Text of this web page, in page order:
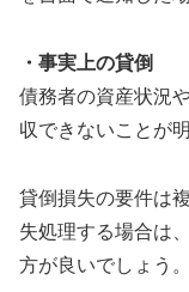
・事実上の貸倒
債務者の資産状況
収できないことが
貸倒損失の要件は
失処理する場合は
方が良いでしょう。